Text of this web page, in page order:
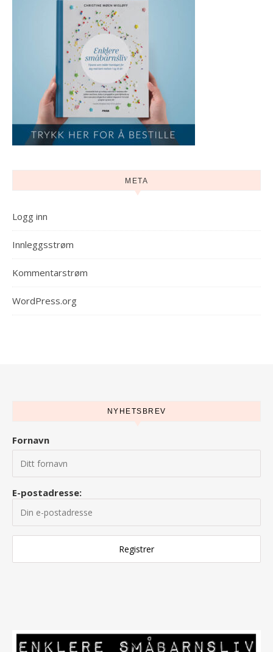
META
Logg inn
Innleggsstrøm
Kommentarstrøm
WordPress.org
NYHETSBREV
Fornavn
E-postadresse: